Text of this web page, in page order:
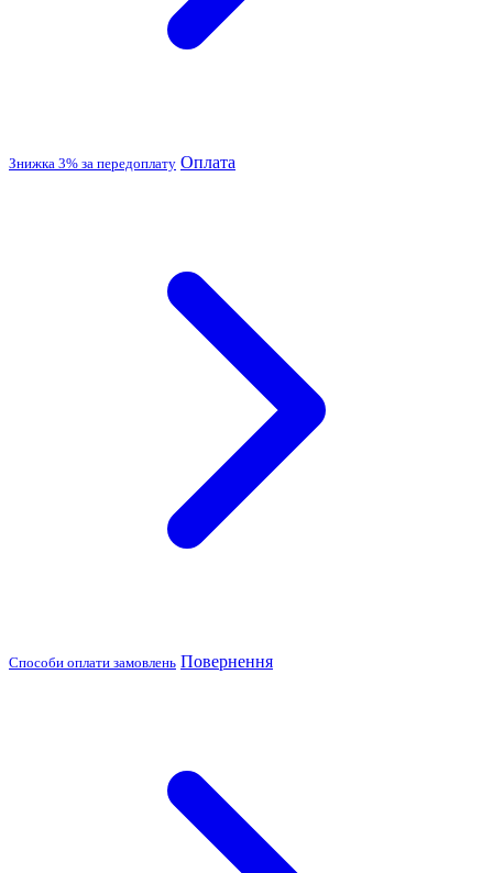
Знижка 3% за передоплату Оплата
Способи оплати замовлень Повернення